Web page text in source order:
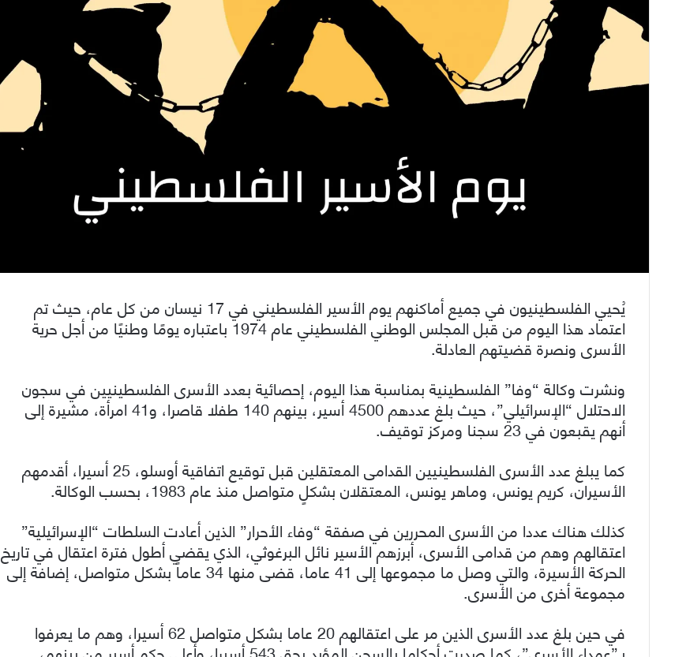
يُحيي الفلسطينيون في جميع أماكنهم يوم الأسير الفلسطيني في 17 نيسان من كل عام، حيث تم
اعتماد هذا اليوم من قبل المجلس الوطني الفلسطيني عام 1974 باعتباره يومًا وطنيًا من أجل حرية
الأسرى ونصرة قضيتهم العادلة.
ونشرت وكالة “وفا” الفلسطينية بمناسبة هذا اليوم، إحصائية بعدد الأسرى الفلسطينيين في سجون
الاحتلال “الإسرائيلي”، حيث بلغ عددهم 4500 أسير، بينهم 140 طفلا قاصرا، و41 امرأة، مشيرة إلى
أنهم يقبعون في 23 سجنا ومركز توقيف.
كما يبلغ عدد الأسرى الفلسطينيين القدامى المعتقلين قبل توقيع اتفاقية أوسلو، 25 أسيرا، أقدمهم
الأسيران، كريم يونس، وماهر يونس، المعتقلان بشكلٍ متواصل منذ عام 1983، بحسب الوكالة.
كذلك هناك عددا من الأسرى المحررين في صفقة “وفاء الأحرار” الذين أعادت السلطات “الإسرائيلية”
اعتقالهم وهم من قدامى الأسرى، أبرزهم الأسير نائل البرغوثي، الذي يقضي أطول فترة اعتقال في تاريخ
الحركة الأسيرة، والتي وصل ما مجموعها إلى 41 عاما، قضى منها 34 عاماً بشكل متواصل، إضافة إلى
مجموعة أخرى من الأسرى.
في حين بلغ عدد الأسرى الذين مر على اعتقالهم 20 عاما بشكل متواصل 62 أسيرا، وهم ما يعرفوا